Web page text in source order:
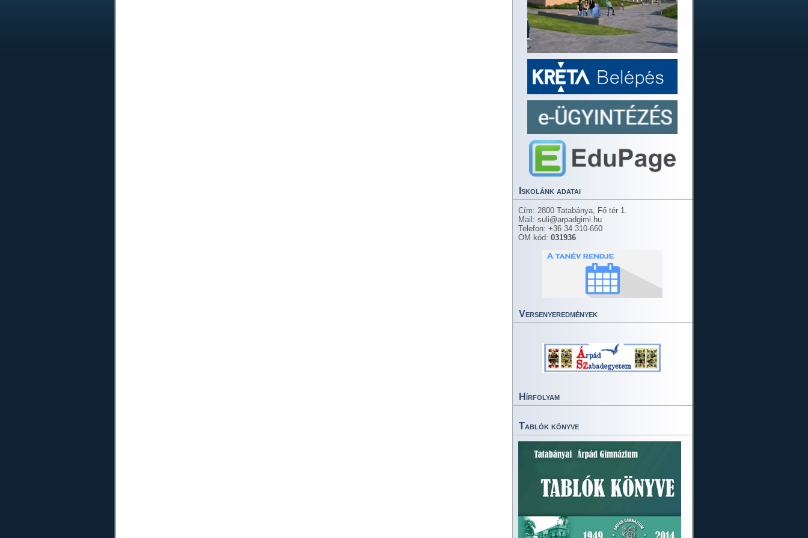
Iskolánk adatai
Cím: 2800 Tatabánya, Fő tér 1.
Mail: suli@arpadgimi.hu
Telefon: +36 34 310-660
OM kód: 031936
Versenyeredmények
Hírfolyam
Tablók könyve